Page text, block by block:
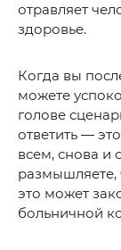
отравляет
здоровье.
Когда вы
можете
голове
ответить —
всем, снова и
размышляете,
это может
больничной